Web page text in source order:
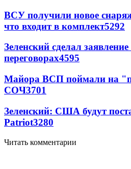
ВСУ получили новое
что входит в комплект5292
Зеленский сделал
переговорах4595
Майора ВСП поймали на
СОЧ3701
Зеленский: США будут
Patriot3280
Читать комментарии